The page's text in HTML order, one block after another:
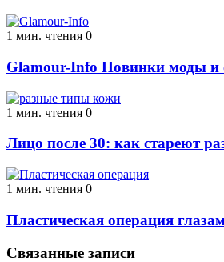
1 мин. чтения 0
Glamour-Info Новинки моды и
1 мин. чтения 0
Лицо после 30: как стареют
1 мин. чтения 0
Пластическая операция
Связанные записи